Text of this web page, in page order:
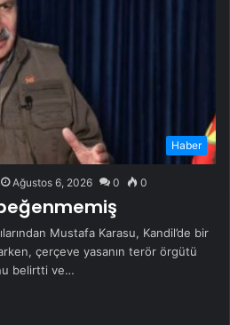
Haber
Ağustos 6, 2026 0 0
Mustafa Karasu, Kandil’de bir
çerçeve yasanın terör örgütü
belirtti ve…